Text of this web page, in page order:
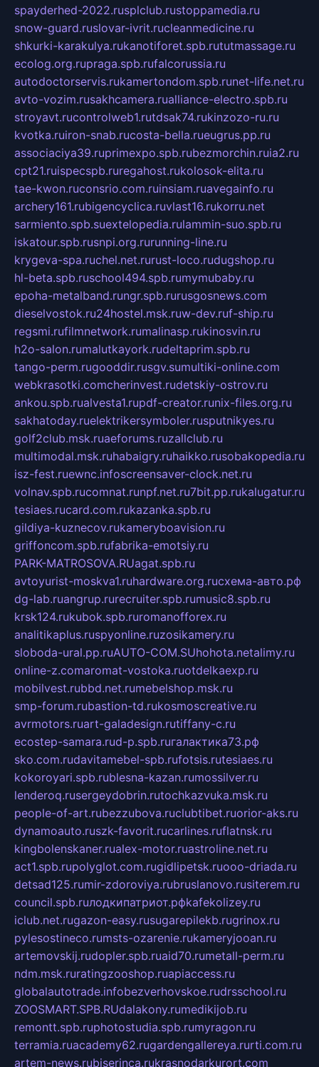
spayderhed-2022.rusplclub.rustoppamedia.ru
snow-guard.ruslovar-ivrit.rucleanmedicine.ru
shkurki-karakulya.rukanotiforet.spb.rututmassage.ru
ecolog.org.rupraga.spb.rufalcorussia.ru
autodoctorservis.rukamertondom.spb.runet-life.net.ru
avto-vozim.rusakhcamera.rualliance-electro.spb.ru
stroyavt.rucontrolweb1.rutdsak74.rukinzozo-ru.ru
kvotka.ruiron-snab.rucosta-bella.rueugrus.pp.ru
associaciya39.ruprimexpo.spb.rubezmorchin.ruia2.ru
cpt21.ruispecspb.ruregahost.rukolosok-elita.ru
tae-kwon.ruconsrio.com.ruinsiam.ruavegainfo.ru
archery161.rubigencyclica.ruvlast16.rukorru.net
sarmiento.spb.suextelopedia.rulammin-suo.spb.ru
iskatour.spb.rusnpi.org.rurunning-line.ru
krygeva-spa.ruchel.net.rurust-loco.rudugshop.ru
hl-beta.spb.ruschool494.spb.rumymubaby.ru
epoha-metalband.rungr.spb.rurusgosnews.com
dieselvostok.ru24hostel.msk.ruw-dev.ruf-ship.ru
regsmi.rufilmnetwork.rumalinasp.rukinosvin.ru
h2o-salon.rumalutkayork.rudeltaprim.spb.ru
tango-perm.rugooddir.rusgv.sumultiki-online.com
webkrasotki.comcherinvest.rudetskiy-ostrov.ru
ankou.spb.rualvesta1.rupdf-creator.runix-files.org.ru
sakhatoday.ruelektrikersymboler.rusputnikyes.ru
golf2club.msk.ruaeforums.ruzallclub.ru
multimodal.msk.ruhabaigry.ruhaikko.rusobakopedia.ru
isz-fest.ruewnc.infoscreensaver-clock.net.ru
volnav.spb.rucomnat.runpf.net.ru7bit.pp.rukalugatur.ru
tesiaes.rucard.com.rukazanka.spb.ru
gildiya-kuznecov.rukameryboavision.ru
griffoncom.spb.rufabrika-emotsiy.ru
PARK-MATROSOVA.RUagat.spb.ru
avtoyurist-moskva1.ruhardware.org.ruсхема-авто.рф
dg-lab.ruangrup.rurecruiter.spb.rumusic8.spb.ru
krsk124.rukubok.spb.ruromanofforex.ru
analitikaplus.ruspyonline.ruzosikamery.ru
sloboda-ural.pp.ruAUTO-COM.SUhohota.netalimy.ru
online-z.comaromat-vostoka.ruotdelkaexp.ru
mobilvest.rubbd.net.rumebelshop.msk.ru
smp-forum.rubastion-td.rukosmoscreative.ru
avrmotors.ruart-galadesign.rutiffany-c.ru
ecostep-samara.rud-p.spb.ruгалактика73.рф
sko.com.rudavitamebel-spb.rufotsis.rutesiaes.ru
kokoroyari.spb.rublesna-kazan.rumossilver.ru
lenderoq.rusergeydobrin.rutochkazvuka.msk.ru
people-of-art.rubezzubova.ruclubtibet.ruorior-aks.ru
dynamoauto.ruszk-favorit.rucarlines.ruflatnsk.ru
kingbolenskaner.rualex-motor.ruastroline.net.ru
act1.spb.rupolyglot.com.rugidlipetsk.ruooo-driada.ru
detsad125.rumir-zdoroviya.rubruslanovo.rusiterem.ru
council.spb.ruлодкипатриот.рфkafekolizey.ru
iclub.net.rugazon-easy.rusugarepilekb.rugrinox.ru
pylesostineco.rumsts-ozarenie.rukameryjooan.ru
artemovskij.rudopler.spb.ruaid70.rumetall-perm.ru
ndm.msk.ruratingzooshop.ruapiaccess.ru
globalautotrade.infobezverhovskoe.rudrsschool.ru
ZOOSMART.SPB.RUdalakony.rumedikijob.ru
remontt.spb.ruphotostudia.spb.rumyragon.ru
terramia.ruacademy62.rugardengallereya.rurti.com.ru
artem-news.rubiserinca.rukrasnodarkurort.com